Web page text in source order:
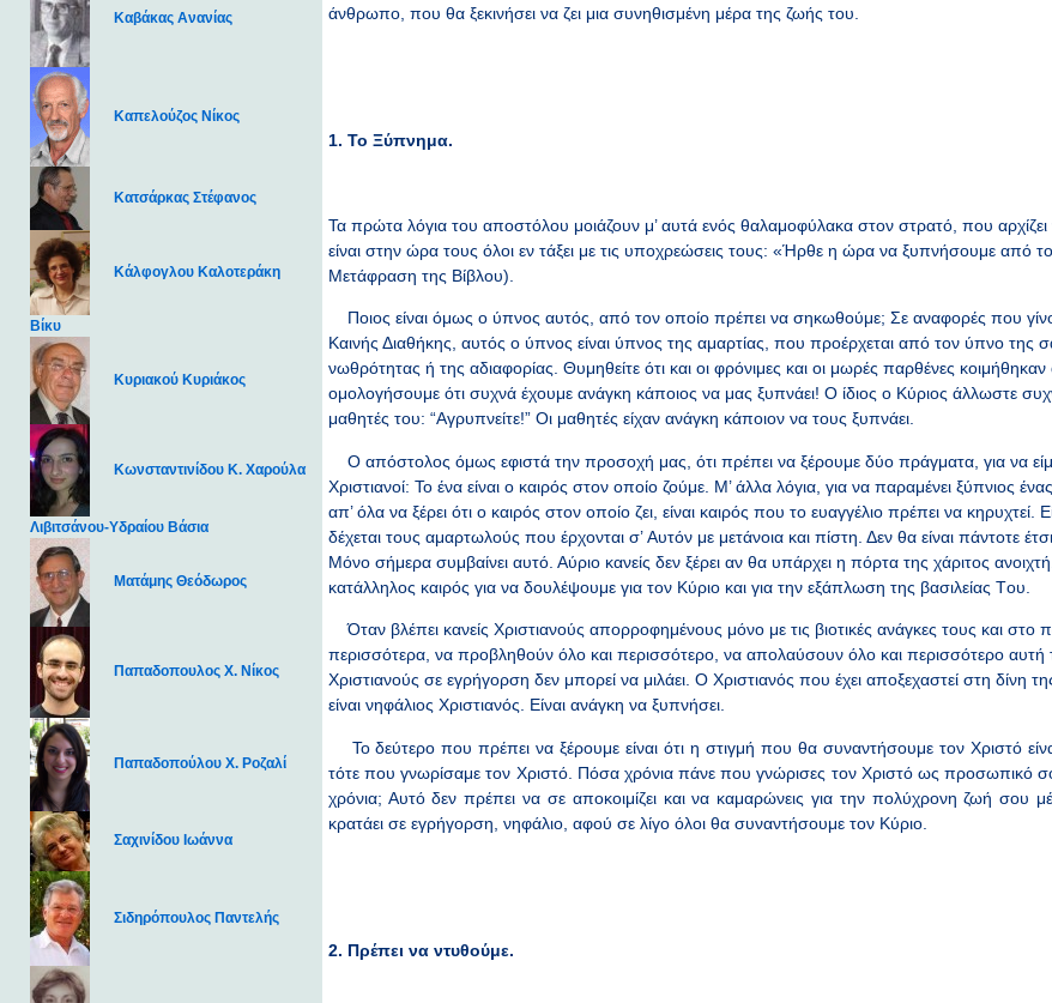
Καβάκας Ανανίας
Καπελούζος Νίκος
Κατσάρκας Στέφανος
Κάλφογλου Καλοτεράκη
Βίκυ
Κυριακού Κυριάκος
Κωνσταντινίδου Κ. Χαρούλα
Λιβιτσάνου-Υδραίου Βάσια
Ματάμης Θεόδωρος
Παπαδοπουλος Χ. Νίκος
Παπαδοπούλου Χ. Ροζαλί
Σαχινίδου Ιωάννα
Σιδηρόπουλος Παντελής
άνθρωπο, που θα ξεκινήσει να ζει μια συνηθισμένη μέρα της ζωής του.
1. Το Ξύπνημα.
Τα πρώτα λόγια του αποστόλου μοιάζουν μ’ αυτά ενός θαλαμοφύλακα στον στρατό, που αρχίζει
είναι στην ώρα τους όλοι εν τάξει με τις υποχρεώσεις τους: «Ήρθε η ώρα να ξυπνήσουμε από
Μετάφραση της Βίβλου).
Ποιος είναι όμως ο ύπνος αυτός, από τον οποίο πρέπει να σηκωθούμε; Σε αναφορές που
Καινής Διαθήκης, αυτός ο ύπνος είναι ύπνος της αμαρτίας, που προέρχεται από τον ύπνο της
νωθρότητας ή της αδιαφορίας. Θυμηθείτε ότι και οι φρόνιμες και οι μωρές παρθένες
ομολογήσουμε ότι συχνά έχουμε ανάγκη κάποιος να μας ξυπνάει! Ο ίδιος ο Κύριος άλλωστε
μαθητές του: “Αγρυπνείτε!” Οι μαθητές είχαν ανάγκη κάποιον να τους ξυπνάει.
Ο απόστολος όμως εφιστά την προσοχή μας, ότι πρέπει να ξέρουμε δύο πράγματα, για να
Χριστιανοί: Το ένα είναι ο καιρός στον οποίο ζούμε. Μ’ άλλα λόγια, για να παραμένει ξύπνιος
απ’ όλα να ξέρει ότι ο καιρός στον οποίο ζει, είναι καιρός που το ευαγγέλιο πρέπει να κηρυχτεί.
δέχεται τους αμαρτωλούς που έρχονται σ’ Aυτόν με μετάνοια και πίστη. Δεν θα είναι πάντοτε
Μόνο σήμερα συμβαίνει αυτό. Αύριο κανείς δεν ξέρει αν θα υπάρχει η πόρτα της χάριτος
κατάλληλος καιρός για να δουλέψουμε για τον Κύριο και για την εξάπλωση της βασιλείας Tου.
Όταν βλέπει κανείς Χριστιανούς απορροφημένους μόνο με τις βιοτικές ανάγκες τους και
περισσότερα, να προβληθούν όλο και περισσότερο, να απολαύσουν όλο και περισσότερο
Χριστιανούς σε εγρήγορση δεν μπορεί να μιλάει. Ο Χριστιανός που έχει αποξεχαστεί στη δίνη
είναι νηφάλιος Χριστιανός. Είναι ανάγκη να ξυπνήσει.
Το δεύτερο που πρέπει να ξέρουμε είναι ότι η στιγμή που θα συναντήσουμε τον Χριστό
τότε που γνωρίσαμε τον Χριστό. Πόσα χρόνια πάνε που γνώρισες τον Χριστό ως προσωπικό
χρόνια; Αυτό δεν πρέπει να σε αποκοιμίζει και να καμαρώνεις για την πολύχρονη ζωή σου
κρατάει σε εγρήγορση, νηφάλιο, αφού σε λίγο όλοι θα συναντήσουμε τον Κύριο.
2. Πρέπει να ντυθούμε.